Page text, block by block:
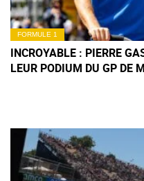
FORMULE 1
INCROYABLE : PIERRE
LEUR PODIUM DU GP DE